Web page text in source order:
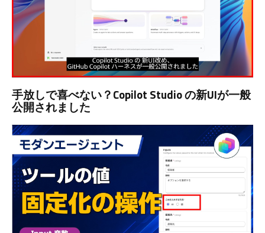
手放しで喜べない？Copilot Studio の新UIが一般
公開されました